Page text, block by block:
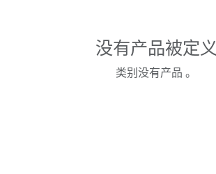
没有产品被定义
类别没有产品 。